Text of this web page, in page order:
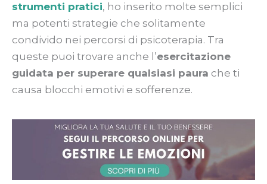
strumenti pratici, ho inserito molte semplici
ma potenti strategie che solitamente
condivido nei percorsi di psicoterapia. Tra
queste puoi trovare anche l’esercitazione
guidata per superare qualsiasi paura che ti
causa blocchi emotivi e sofferenze.